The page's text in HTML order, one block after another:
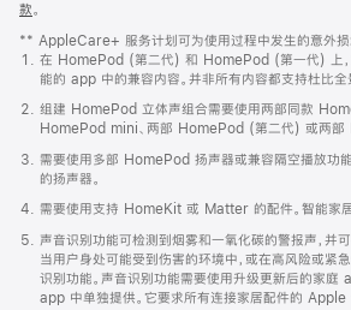
款。
窗
口
中
打
开)
** AppleCare+ 服务计划可为使用过程中发生的意外损
在 HomePod (第二代) 和 HomePod (第一代) 上，
能的 app 中的兼容内容。并非所有内容都支持杜比全
组建 HomePod 立体声组合需要使用两部同款
HomePod mini、两部 HomePod (第二代) 或两部
需要使用多部 HomePod 扬声器或兼容隔空播放功
的扬声器。
需要使用支持 HomeKit 或 Matter 的配件。智能家居
声音识别功能可检测到烟雾和一氧化碳的警报声，并
当用户身处可能受到伤害的环境中，或在高风险或紧
识别功能。声音识别功能需要使用升级更新后的家庭
app 中单独提供。它要求所有连接家居配件的 Apple